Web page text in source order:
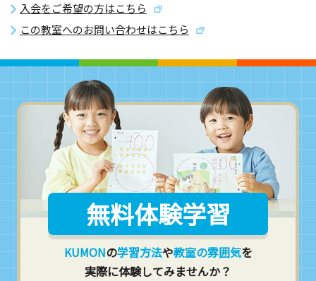
入会をご希望の方はこちら
この教室へのお問い合わせはこちら
無料体験学習
KUMONの学習方法や教室の雰囲気を
実際に体験してみませんか？